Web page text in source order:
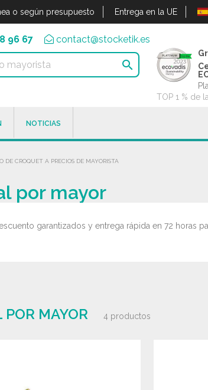
o según presupuesto Entrega en la UE
96 67 contact@stocketik.es

TOP 1 % de
NOTICIAS
DE CROQUET A PRECIOS DE MAYORISTA
por mayor
garantizados y entrega rápida en 72 horas
POR MAYOR 4 productos